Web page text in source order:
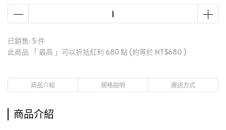
已銷售: 5 件
此商品 「 最高 」可以折抵紅利 680 點 (約等於 NT$680 )
商品介紹 規格說明 運送方式
商品介紹